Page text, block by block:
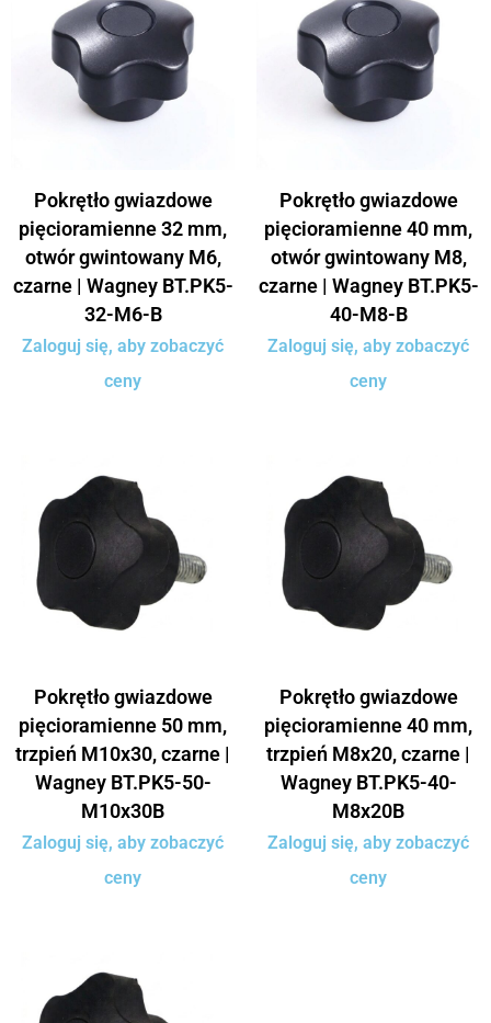
Pokrętło gwiazdowe
pięcioramienne 32 mm,
otwór gwintowany M6,
czarne | Wagney BT.PK5-
32-M6-B
Zaloguj się, aby zobaczyć
ceny
Pokrętło gwiazdowe
pięcioramienne 40 mm,
otwór gwintowany M8,
czarne | Wagney BT.PK5-
40-M8-B
Zaloguj się, aby zobaczyć
ceny
Pokrętło gwiazdowe
pięcioramienne 50 mm,
trzpień M10x30, czarne |
Wagney BT.PK5-50-
M10x30B
Zaloguj się, aby zobaczyć
ceny
Pokrętło gwiazdowe
pięcioramienne 40 mm,
trzpień M8x20, czarne |
Wagney BT.PK5-40-
M8x20B
Zaloguj się, aby zobaczyć
ceny